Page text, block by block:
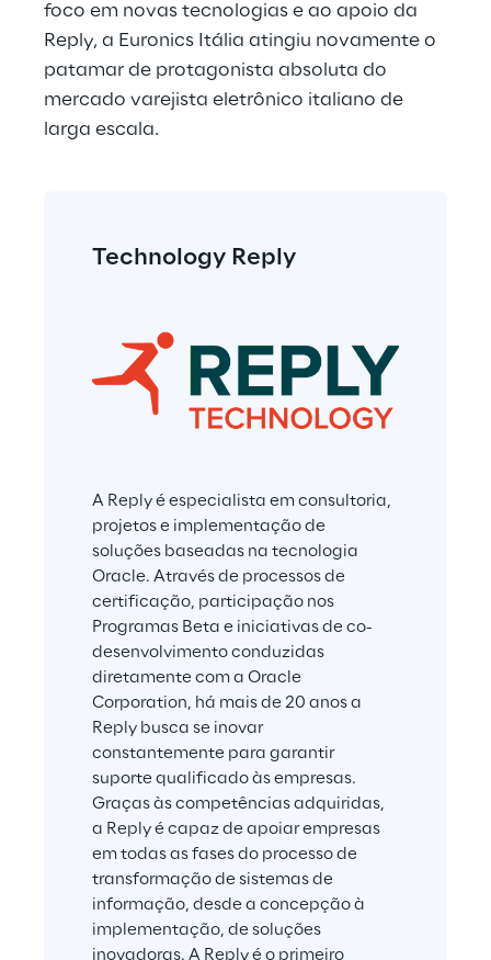
foco em novas tecnologias e ao apoio da
Reply, a Euronics Itália atingiu novamente o
patamar de protagonista absoluta do
mercado varejista eletrônico italiano de
larga escala.
Technology Reply
A Reply é especialista em consultoria,
projetos e implementação de
soluções baseadas na tecnologia
Oracle. Através de processos de
certificação, participação nos
Programas Beta e iniciativas de co-
desenvolvimento conduzidas
diretamente com a Oracle
Corporation, há mais de 20 anos a
Reply busca se inovar
constantemente para garantir
suporte qualificado às empresas.
Graças às competências adquiridas,
a Reply é capaz de apoiar empresas
em todas as fases do processo de
transformação de sistemas de
informação, desde a concepção à
implementação, de soluções
inovadoras. A Reply é o primeiro